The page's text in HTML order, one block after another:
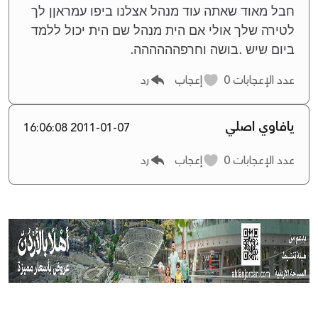
חבל מאוד שאתה עוד מנהל אצלנו ביפו עמראןן לך
לטירה שלך אולי אם הית מנהל שם הית יכול ללמד
ביום שיש .בושה וחרפהההההה.
عدد الإعجابات إعجاب رد
يافاوي اصلي
2011-01-07 16:06:08
عدد الإعجابات
إعجاب رد